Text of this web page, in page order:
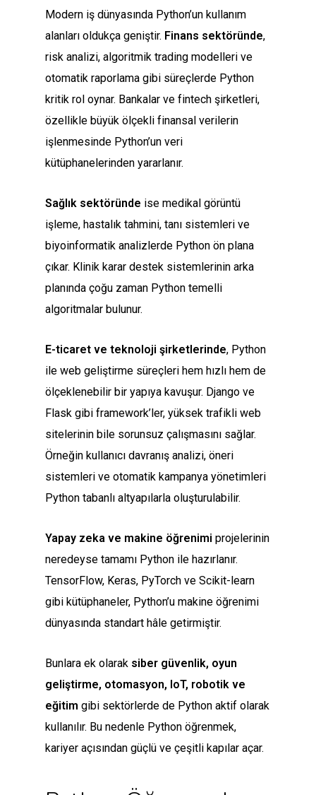
Modern iş dünyasında Python’un kullanım
alanları oldukça geniştir. Finans sektöründe,
risk analizi, algoritmik trading modelleri ve
otomatik raporlama gibi süreçlerde Python
kritik rol oynar. Bankalar ve fintech şirketleri,
özellikle büyük ölçekli finansal verilerin
işlenmesinde Python’un veri
kütüphanelerinden yararlanır.
Sağlık sektöründe ise medikal görüntü
işleme, hastalık tahmini, tanı sistemleri ve
biyoinformatik analizlerde Python ön plana
çıkar. Klinik karar destek sistemlerinin arka
planında çoğu zaman Python temelli
algoritmalar bulunur.
E-ticaret ve teknoloji şirketlerinde, Python
ile web geliştirme süreçleri hem hızlı hem de
ölçeklenebilir bir yapıya kavuşur. Django ve
Flask gibi framework’ler, yüksek trafikli web
sitelerinin bile sorunsuz çalışmasını sağlar.
Örneğin kullanıcı davranış analizi, öneri
sistemleri ve otomatik kampanya yönetimleri
Python tabanlı altyapılarla oluşturulabilir.
Yapay zeka ve makine öğrenimi projelerinin
neredeyse tamamı Python ile hazırlanır.
TensorFlow, Keras, PyTorch ve Scikit-learn
gibi kütüphaneler, Python’u makine öğrenimi
dünyasında standart hâle getirmiştir.
Bunlara ek olarak siber güvenlik, oyun
geliştirme, otomasyon, IoT, robotik ve
eğitim gibi sektörlerde de Python aktif olarak
kullanılır. Bu nedenle Python öğrenmek,
kariyer açısından güçlü ve çeşitli kapılar açar.